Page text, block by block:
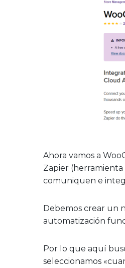
Ahora vamos a
Zapier
comuniquen e
Debemos crear un
automatización
Por lo que aquí
seleccionamos